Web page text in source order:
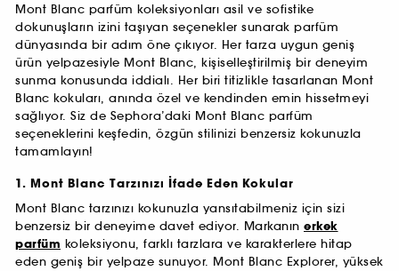
Mont Blanc parfüm koleksiyonları asil ve sofistike
dokunuşların izini taşıyan seçenekler sunarak parfüm
dünyasında bir adım öne çıkıyor. Her tarza uygun geniş
ürün yelpazesiyle Mont Blanc, kişiselleştirilmiş bir deneyim
sunma konusunda iddialı. Her biri titizlikle tasarlanan Mont
Blanc kokuları, anında özel ve kendinden emin hissetmeyi
sağlıyor. Siz de Sephora’daki Mont Blanc parfüm
seçeneklerini keşfedin, özgün stilinizi benzersiz kokunuzla
tamamlayın!
1. Mont Blanc Tarzınızı İfade Eden Kokular
Mont Blanc tarzınızı kokunuzla yansıtabilmeniz için sizi
benzersiz bir deneyime davet ediyor. Markanın erkek
parfüm koleksiyonu, farklı tarzlara ve karakterlere hitap
eden geniş bir yelpaze sunuyor. Mont Blanc Explorer, yüksek